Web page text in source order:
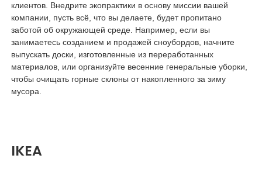
клиентов. Внедрите экопрактики в основу миссии вашей
компании, пусть всё, что вы делаете, будет пропитано
заботой об окружающей среде. Например, если вы
занимаетесь созданием и продажей сноубордов, начните
выпускать доски, изготовленные из переработанных
материалов, или организуйте весенние генеральные уборки,
чтобы очищать горные склоны от накопленного за зиму
мусора.
IKEA